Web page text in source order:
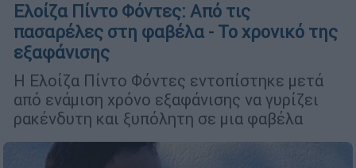
Ελοίζα Πίντο Φόντες: Από τις
πασαρέλες στη φαβέλα - Το χρονικό της
εξαφάνισης
Η Ελοίζα Πίντο Φόντες εντοπίστηκε μετά
από ενάμιση χρόνο εξαφάνισης να γυρίζει
ρακένδυτη και ξυπόλητη σε μια φαβέλα